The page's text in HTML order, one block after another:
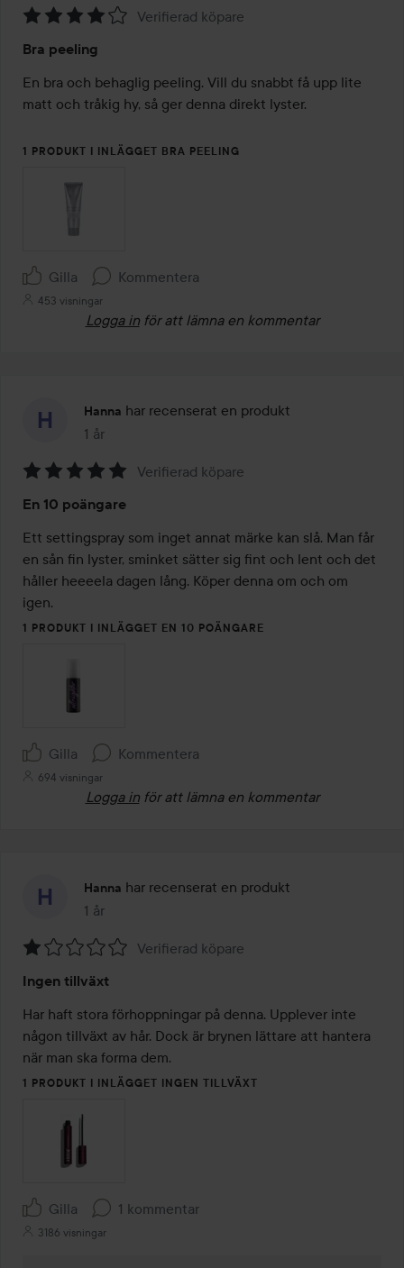
4
av
5
Verifierad köpare
Bra peeling
En bra och behaglig peeling. Vill du snabbt få upp lite
matt och tråkig hy, så ger denna direkt lyster.
1 PRODUKT I INLÄGGET BRA PEELING
Gilla Kommentera
453 visningar
Logga in för att lämna en kommentar
Hanna har recenserat en produkt
1 år
Inlägget skapades 1 år
5
av
5
Verifierad köpare
En 10 poängare
Ett settingspray som inget annat märke kan slå. Man får
en sån fin lyster, sminket sätter sig fint och lent och det
håller heeeela dagen lång. Köper denna om och om
igen.
1 PRODUKT I INLÄGGET EN 10 POÄNGARE
Gilla Kommentera
694 visningar
Logga in för att lämna en kommentar
Hanna har recenserat en produkt
1 år
Inlägget skapades 1 år
1
av
5
Verifierad köpare
Ingen tillväxt
Har haft stora förhoppningar på denna. Upplever inte
någon tillväxt av hår. Dock är brynen lättare att hantera
när man ska forma dem.
1 PRODUKT I INLÄGGET INGEN TILLVÄXT
Gilla 1 kommentar
3186 visningar